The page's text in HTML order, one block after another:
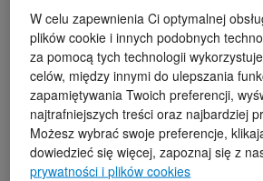
W celu zapewnienia Ci optymalnej
plików cookie i innych podobnych
za pomocą tych technologii
celów, między innymi do ulepszania
zapamiętywania Twoich preferencji,
najtrafniejszych treści oraz najbardziej
Możesz wybrać swoje preferencje,
dowiedzieć się więcej, zapoznaj się z
prywatności i plików cookies